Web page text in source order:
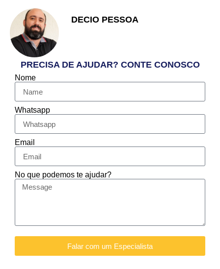
DECIO PESSOA
PRECISA DE AJUDAR? CONTE CONOSCO
Nome
Whatsapp
Email
No que podemos te ajudar?
Falar com um Especialista